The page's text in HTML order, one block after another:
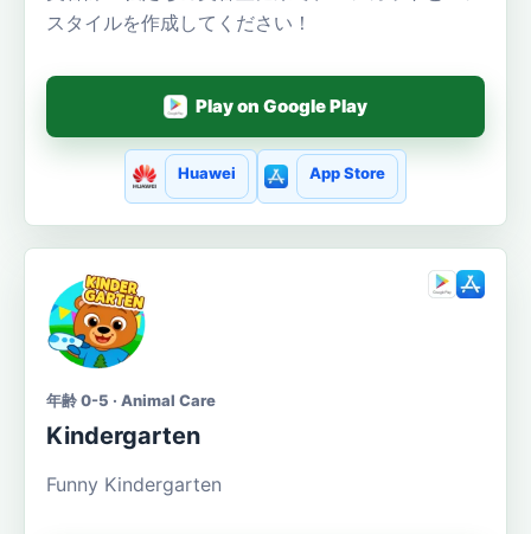
スタイルを作成してください！
Play on Google Play
Huawei App Store
年齢 0-5 · Animal Care
Kindergarten
Funny Kindergarten